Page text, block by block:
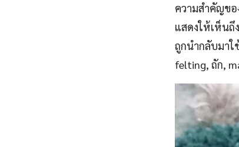
ความสำคัญขอ
แสดงให้เห็น
ถูกนำกลับมาใ
felting, ถัก,